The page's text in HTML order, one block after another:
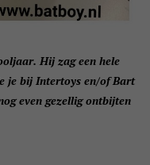
Hij zag een hele
je bij Intertoys en/of Bart
even gezellig ontbijten